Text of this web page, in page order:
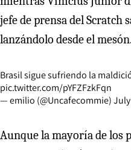
jefe de prensa del Scratch
lanzándolo desde el mesón.
Brasil sigue sufriendo la
pic.twitter.com/pYFZFzkFqn
— emilio (@Uncafecommie)
Aunque la mayoría de los